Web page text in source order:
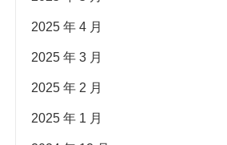
2025 年 4 月
2025 年 3 月
2025 年 2 月
2025 年 1 月